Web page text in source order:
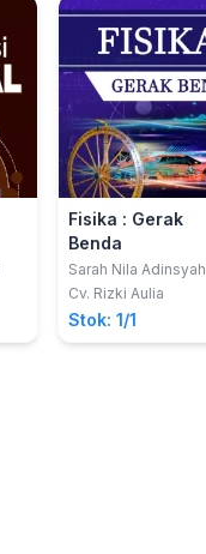
Fisika : Gerak
Benda
Sarah Nila Adinsyah
Cv. Rizki Aulia
Stok: 1/1